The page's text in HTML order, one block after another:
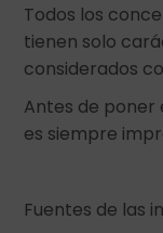
Todos los
tienen solo
considerados
Antes de poner
es siempre
Fuentes de las